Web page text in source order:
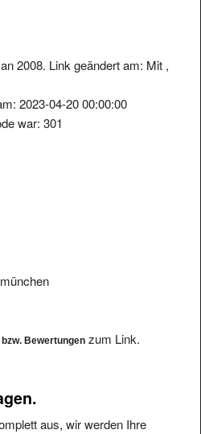
2008. Link geändert am: Mit ,
2023-04-20 00:00:00
war: 301
Bewertungen zum Link.
aus, wir werden Ihre